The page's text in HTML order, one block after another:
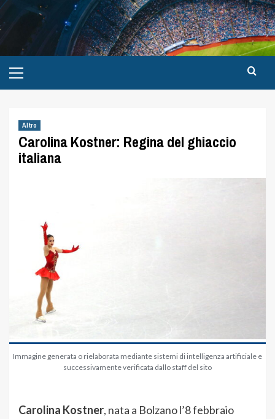
Altro
Carolina Kostner: Regina del ghiaccio
italiana
Immagine generata o rielaborata mediante sistemi di intelligenza artificiale e
successivamente verificata dallo staff del sito
Carolina Kostner, nata a Bolzano l’8 febbraio